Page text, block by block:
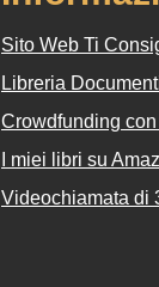
Sito Web Ti
Libreria
Crowdfunding
I miei libri su
Videochiamata di